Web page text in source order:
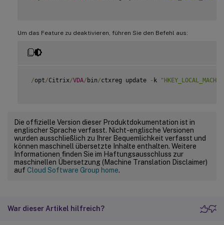
Um das Feature zu deaktivieren, führen Sie den Befehl aus:
/opt/Citrix/VDA/ bin/ctxreg update - k
Die offizielle Version dieser Produktdokumentation ist in
englischer Sprache verfasst. Nicht-englische Versionen
wurden ausschließlich zu Ihrer Bequemlichkeit verfasst und
können maschinell übersetzte Inhalte enthalten. Weitere
Informationen finden Sie im Haftungsausschluss zur
maschinellen Übersetzung (Machine Translation Disclaimer)
auf Cloud Software Group home.
War dieser Artikel hilfreich?